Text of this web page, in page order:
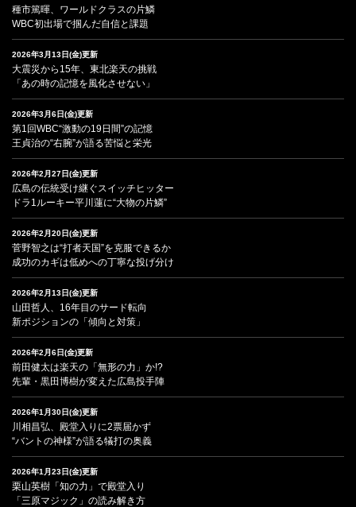
種市篤暉、ワールドクラスの片鱗
WBC初出場で掴んだ自信と課題
2026年3月13日(金)更新
大震災から15年、東北楽天の挑戦
「あの時の記憶を風化させない」
2026年3月6日(金)更新
第1回WBC“激動の19日間”の記憶
王貞治の“右腕”が語る苦悩と栄光
2026年2月27日(金)更新
広島の伝統受け継ぐスイッチヒッター
ドラ1ルーキー平川蓮に“大物の片鱗”
2026年2月20日(金)更新
菅野智之は“打者天国”を克服できるか
成功のカギは低めへの丁寧な投げ分け
2026年2月13日(金)更新
山田哲人、16年目のサード転向
新ポジションの「傾向と対策」
2026年2月6日(金)更新
前田健太は楽天の「無形の力」か!?
先輩・黒田博樹が変えた広島投手陣
2026年1月30日(金)更新
川相昌弘、殿堂入りに2票届かず
“バントの神様”が語る犠打の奥義
2026年1月23日(金)更新
栗山英樹「知の力」で殿堂入り
「三原マジック」の読み解き方